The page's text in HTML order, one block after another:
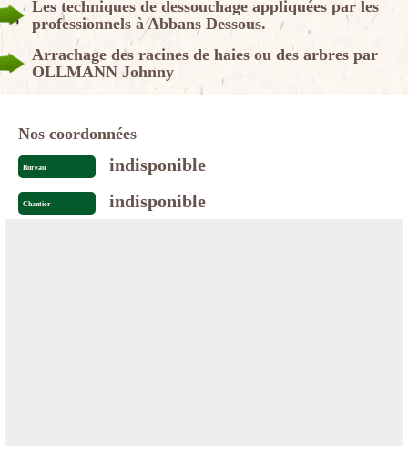
Les techniques de dessouchage appliquées par les
professionnels à Abbans Dessous.
Arrachage des racines de haies ou des arbres par
OLLMANN Johnny
Nos coordonnées
Bureau indisponible
Chantier indisponible